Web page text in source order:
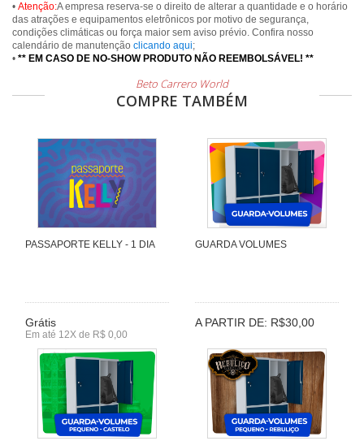
• Atenção:A empresa reserva-se o direito de alterar a quantidade e o horário
das atrações e equipamentos eletrônicos por motivo de segurança,
condições climáticas ou força maior sem aviso prévio. Confira nosso
calendário de manutenção clicando aqui;
• ** EM CASO DE NO-SHOW PRODUTO NÃO REEMBOLSÁVEL! **
Beto Carrero World
COMPRE TAMBÉM
PASSAPORTE KELLY - 1 DIA
Grátis
Em até 12X de R$ 0,00
GUARDA VOLUMES
A PARTIR DE: R$30,00